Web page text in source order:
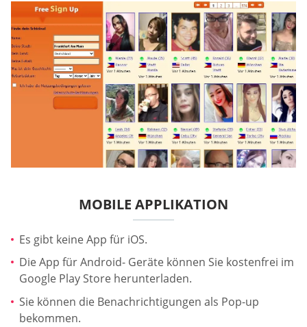
MOBILE APPLIKATION
Es gibt keine App für iOS.
Die App für Android- Geräte können Sie kostenfrei im
Google Play Store herunterladen.
Sie können die Benachrichtigungen als Pop-up
bekommen.